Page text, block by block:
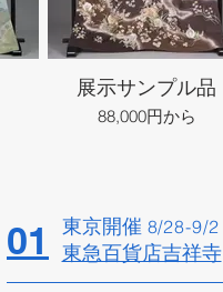
展示サンプル品
88,000円から
01 東京開催​ 8/28-9/2
東急百貨店吉祥寺​